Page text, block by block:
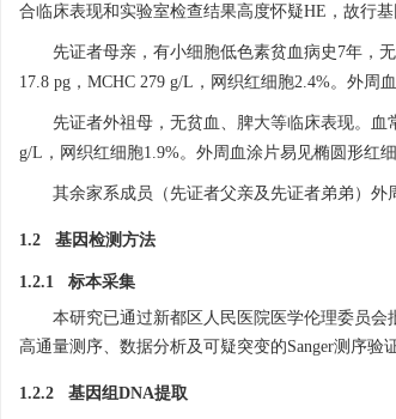
合临床表现和实验室检查结果高度怀疑HE，故行基
先证者母亲，有小细胞低色素贫血病史7年，
17.8 pg，MCHC 279 g/L，网织红细胞2.4%。外周
先证者外祖母，无贫血、脾大等临床表现。血
g/L，网织红细胞1.9%。外周血涂片易见椭圆形红细
其余家系成员（先证者父亲及先证者弟弟）外
1.2 基因检测方法
1.2.1 标本采集
本研究已通过新都区人民医院医学伦理委员会
高通量测序、数据分析及可疑突变的Sanger测序验
1.2.2 基因组DNA提取